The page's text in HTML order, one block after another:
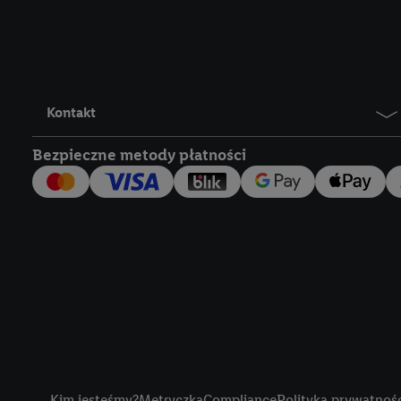
Kontakt
Bezpieczne metody płatności
Lidl Plus, możemy
wymienionych
następnie
użytkownika w
my i jeden z innych
Użytkownik upoważnia
usługach Lidl. Utiq
tak, Utiq udostępni
numeru
wykorzystany do
szczególności
obsługiwanych przez
korzystanie z
lub